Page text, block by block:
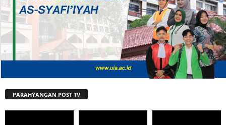
PARAHYANGAN POST TV